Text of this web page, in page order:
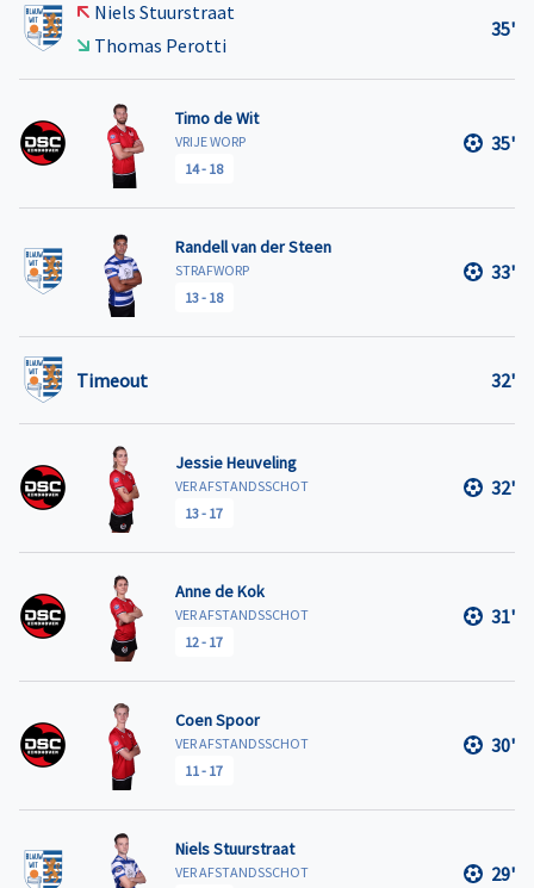
Niels Stuurstraat
Thomas Perotti
35'
Timo de Wit
VRIJE WORP
14- 18
35'
Randell van der Steen
STRAFWORP
13- 18
33'
Timeout 32'
Jessie Heuveling
VER AFSTANDSSCHOT
13- 17
32'
Anne de Kok
VER AFSTANDSSCHOT
12- 17
31'
Coen Spoor
VER AFSTANDSSCHOT
11- 17
30'
Niels Stuurstraat
VER AFSTANDSSCHOT
29'